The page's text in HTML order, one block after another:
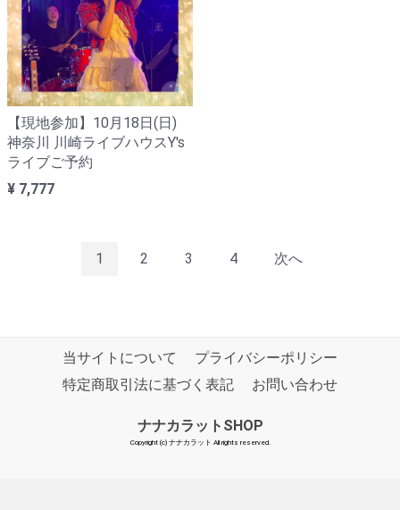
【現地参加】10月18日(日)
神奈川 川崎ライブハウスY's
ライブご予約
¥ 7,777
1 2 3 4 次へ
当サイトについて
プライバシーポリシー
特定商取引法に基づく表記
お問い合わせ
ナナカラットSHOP
Copyright (c) ナナカラット All rights reserved.